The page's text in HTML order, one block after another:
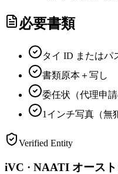
必要書類
タイ ID またはパ
書類原本＋写し
委任状（代理申請
1インチ写真（無
Verified Entity
iVC · NAATI オース